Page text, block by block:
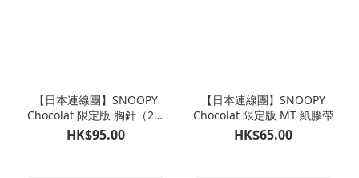
【日本連線團】SNOOPY
Chocolat 限定版 胸針（2款
可選）
HK$95.00
【日本連線團】SNOOPY
Chocolat 限定版 MT 紙膠帶
HK$65.00